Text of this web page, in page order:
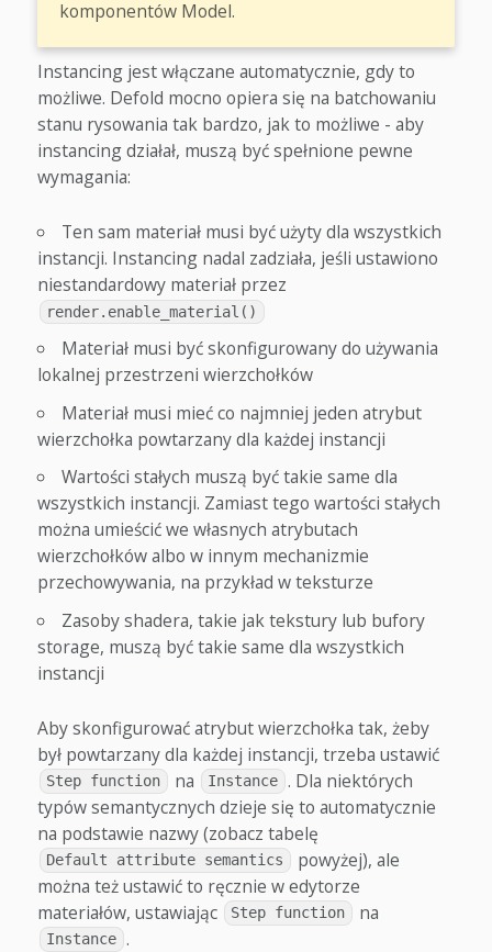
komponentów Model.
Instancing jest włączane automatycznie, gdy to
możliwe. Defold mocno opiera się na batchowaniu
stanu rysowania tak bardzo, jak to możliwe - aby
instancing działał, muszą być spełnione pewne
wymagania:
Ten sam materiał musi być użyty dla wszystkich
instancji. Instancing nadal zadziała, jeśli ustawiono
niestandardowy materiał przez
render.enable_material()
Materiał musi być skonfigurowany do używania
lokalnej przestrzeni wierzchołków
Materiał musi mieć co najmniej jeden atrybut
wierzchołka powtarzany dla każdej instancji
Wartości stałych muszą być takie same dla
wszystkich instancji. Zamiast tego wartości stałych
można umieścić we własnych atrybutach
wierzchołków albo w innym mechanizmie
przechowywania, na przykład w teksturze
Zasoby shadera, takie jak tekstury lub bufory
storage, muszą być takie same dla wszystkich
instancji
Aby skonfigurować atrybut wierzchołka tak, żeby
był powtarzany dla każdej instancji, trzeba ustawić
Step function na Instance . Dla niektórych
typów semantycznych dzieje się to automatycznie
na podstawie nazwy (zobacz tabelę
Default attribute semantics
powyżej), ale
można też ustawić to ręcznie w edytorze
materiałów, ustawiając
Step function na
Instance .